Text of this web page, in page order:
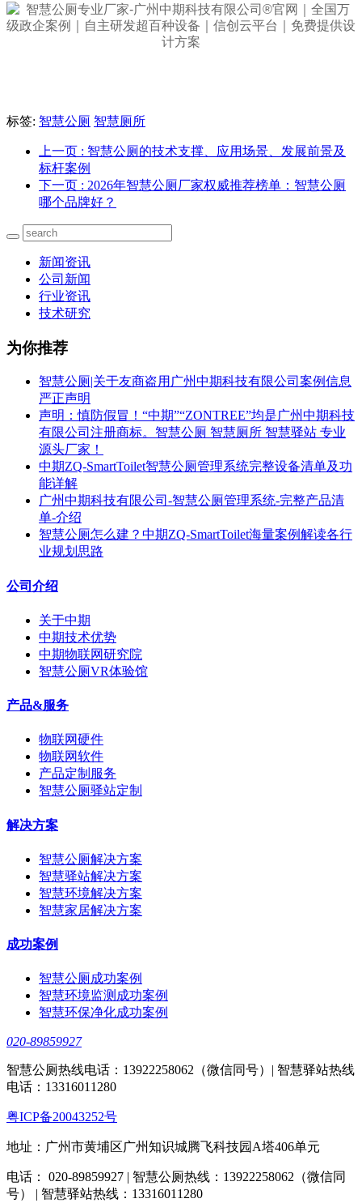
标签: 智慧公厕 智慧厕所
上一页 : 智慧公厕的技术支撑、应用场景、发展前景及
标杆案例
下一页 : 2026年智慧公厕厂家权威推荐榜单：智慧公厕
哪个品牌好？
新闻资讯
公司新闻
行业资讯
技术研究
为你推荐
智慧公厕|关于友商盗用广州中期科技有限公司案例信息
严正声明
声明：慎防假冒！“中期”“ZONTREE”均是广州中期科技
有限公司注册商标。智慧公厕 智慧厕所 智慧驿站 专业
源头厂家！
中期ZQ-SmartToilet智慧公厕管理系统完整设备清单及功
能详解
广州中期科技有限公司-智慧公厕管理系统-完整产品清
单-介绍
智慧公厕怎么建？中期ZQ-SmartToilet海量案例解读各行
业规划思路
公司介绍
关于中期
中期技术优势
中期物联网研究院
智慧公厕VR体验馆
产品&服务
物联网硬件
物联网软件
产品定制服务
智慧公厕驿站定制
解决方案
智慧公厕解决方案
智慧驿站解决方案
智慧环境解决方案
智慧家居解决方案
成功案例
智慧公厕成功案例
智慧环境监测成功案例
智慧环保净化成功案例
020-89859927
智慧公厕热线电话：13922258062（微信同号）| 智慧驿站热线
电话：13316011280
粤ICP备20043252号
地址：广州市黄埔区广州知识城腾飞科技园A塔406单元
电话： 020-89859927 | 智慧公厕热线：13922258062（微信同
号） | 智慧驿站热线：13316011280